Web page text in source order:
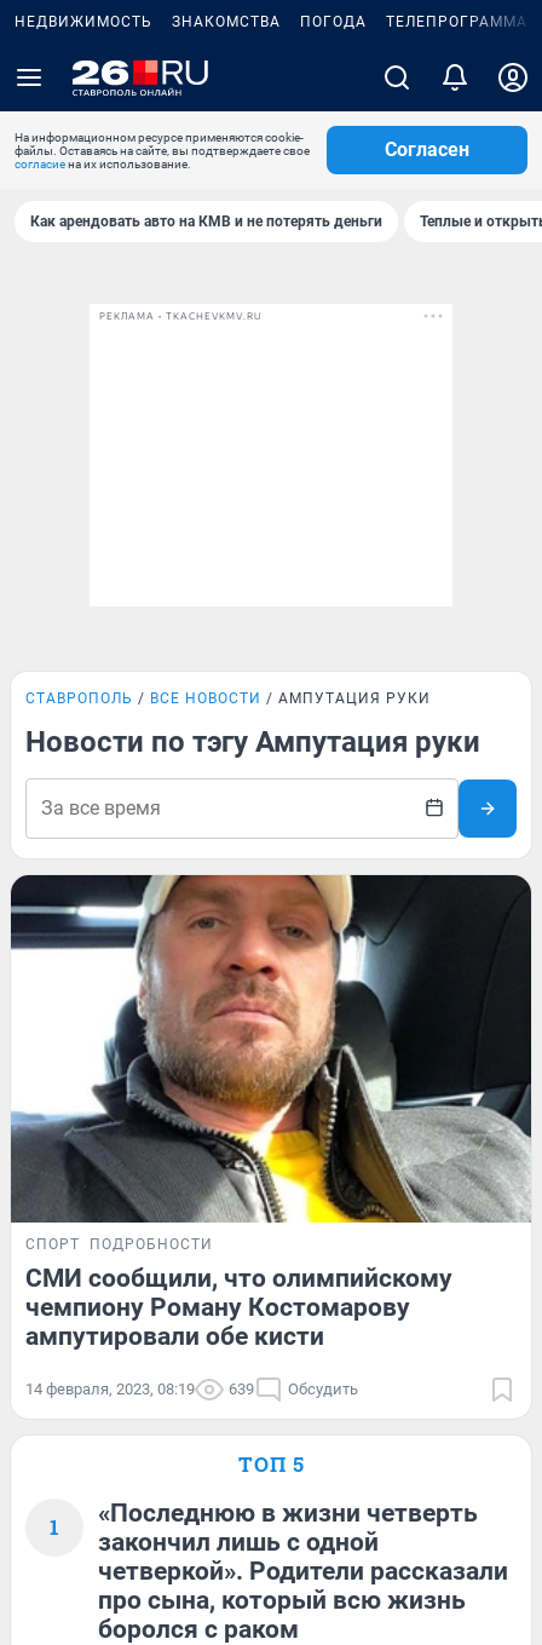
НЕДВИЖИМОСТЬ ЗНАКОМСТВА ПОГОДА ТЕЛЕПРОГРАММА
На информационном ресурсе применяются cookie-
файлы. Оставаясь на сайте, вы подтверждаете свое
согласиена их использование.
Согласен
Как арендовать авто на КМВ и не потерять деньги Теплые и
РЕКЛАМА • TKACHEVKMV.RU
СТАВРОПОЛЬ ВСЕ НОВОСТИ АМПУТАЦИЯ РУКИ
Новости по тэгу Ампутация руки
СПОРТ ПОДРОБНОСТИ
СМИ сообщили, что олимпийскому
чемпиону Роману Костомарову
ампутировали обе кисти
14 февраля, 2023, 08:19 639 Обсудить
ТОП 5
1
«Последнюю в жизни четверть
закончил лишь с одной
четверкой». Родители рассказали
про сына, который всю жизнь
боролся с раком